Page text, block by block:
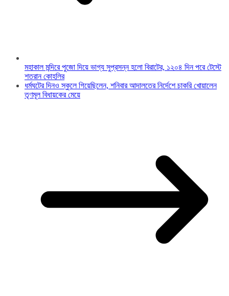
মহাকাল মন্দিরে পুজো দিয়ে ভাগ্য সুপ্রসন্ন হলো বিরাটের, ১২০৪ দিন পরে টেস্টে
শতরান কোহলির
ধর্মঘটের দিনও স্কুলে গিয়েছিলেন, শনিবার আদালতের নির্দেশে চাকরি খোয়ালেন
তৃণমূল বিধায়কের মেয়ে